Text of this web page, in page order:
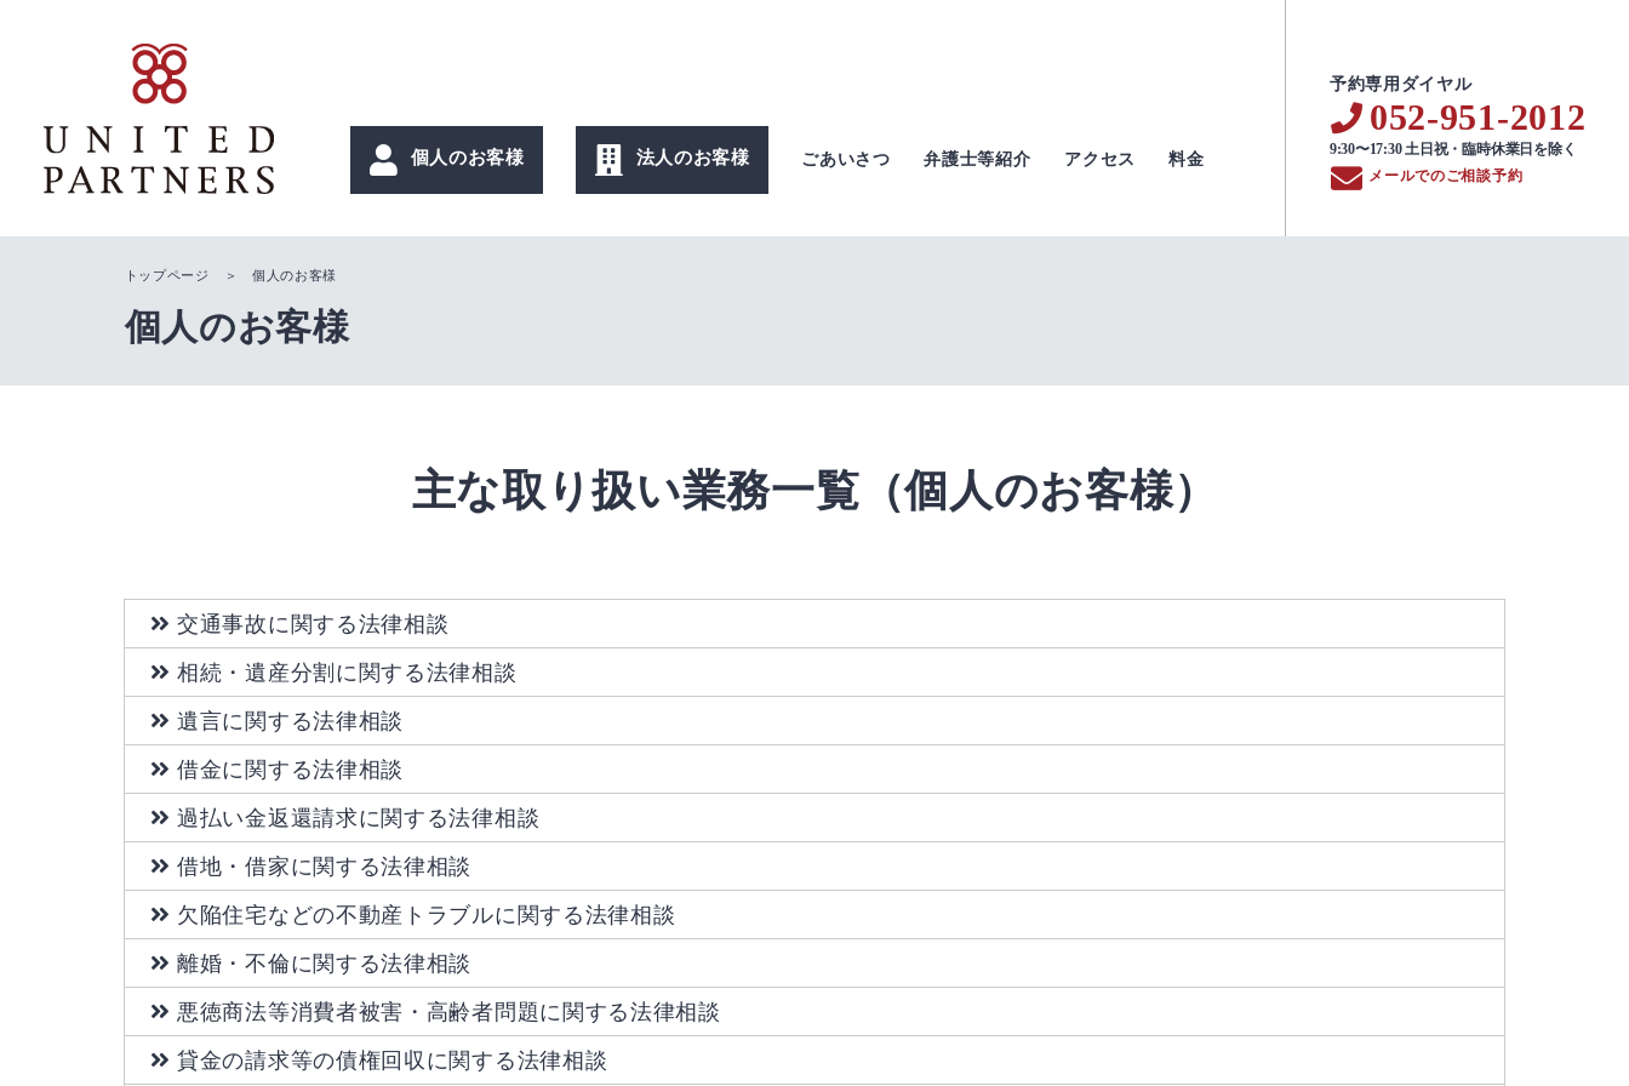
個人のお客様 法人のお客様 ごあいさつ 弁護士等紹介 アクセス 料金
予約専用ダイヤル
052-951-2012
9:30〜17:30 土日祝・臨時休業日を除く
メールでのご相談予約
トップページ ＞ 個人のお客様
個人のお客様
主な取り扱い業務一覧（個人のお客様）
交通事故に関する法律相談
相続・遺産分割に関する法律相談
遺言に関する法律相談
借金に関する法律相談
過払い金返還請求に関する法律相談
借地・借家に関する法律相談
欠陥住宅などの不動産トラブルに関する法律相談
離婚・不倫に関する法律相談
悪徳商法等消費者被害・高齢者問題に関する法律相談
貸金の請求等の債権回収に関する法律相談